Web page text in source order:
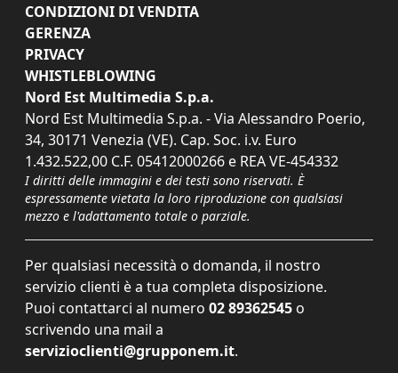
CONDIZIONI DI VENDITA
GERENZA
PRIVACY
WHISTLEBLOWING
Nord Est Multimedia S.p.a.
Nord Est Multimedia S.p.a. - Via Alessandro Poerio,
34, 30171 Venezia (VE). Cap. Soc. i.v. Euro
1.432.522,00 C.F. 05412000266 e REA VE-454332
I diritti delle immagini e dei testi sono riservati. È
espressamente vietata la loro riproduzione con qualsiasi
mezzo e l'adattamento totale o parziale.
Per qualsiasi necessità o domanda, il nostro
servizio clienti è a tua completa disposizione.
Puoi contattarci al numero 02 89362545 o
scrivendo una mail a
servizioclienti@grupponem.it.